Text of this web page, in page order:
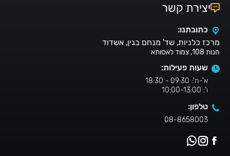
יצירת קשר
כתובתנו:
מרכז כלניות, שד' מנחם בגין, אשדוד
חנות 108, צמוד לאסותא
שעות פעילות:
א'-ה': 09:30 - 18:30
ו': 10:00-13:00
טלפון:
08-8658003